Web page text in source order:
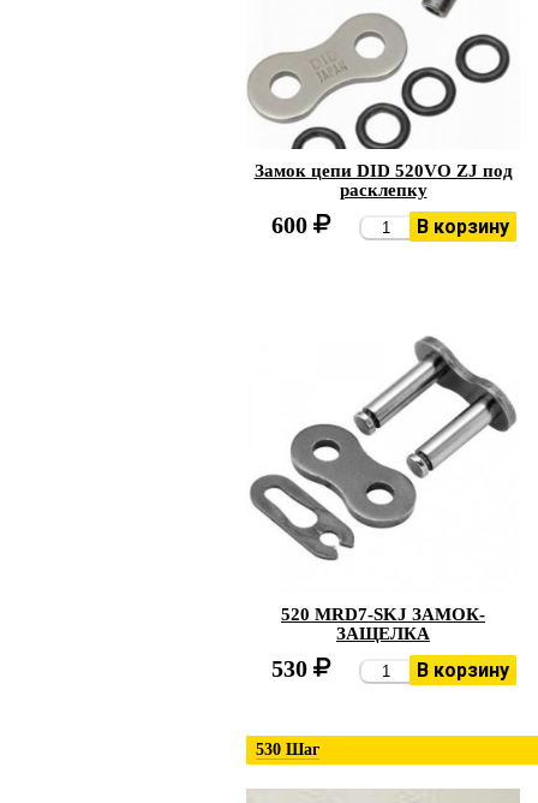
Замок цепи DID 520VO ZJ под
расклепку
600 В корзину
520 MRD7-SKJ ЗАМОК-
ЗАЩЕЛКА
530 В корзину
530 Шаг